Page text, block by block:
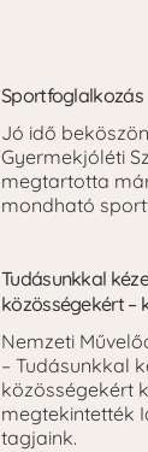
Sportfoglalkozás
Jó idő
Gyermekjóléti
megtartotta
mondható
Tudásunkkal
közösségekért –
Nemzeti
– Tudásunkkal
közösségekért
megtekintették
tagjaink.